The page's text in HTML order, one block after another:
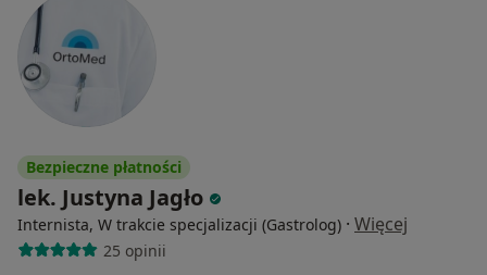
Bezpieczne płatności
lek. Justyna Jagło
Internista, W trakcie specjalizacji (Gastrolog) · Więcej
25 opinii